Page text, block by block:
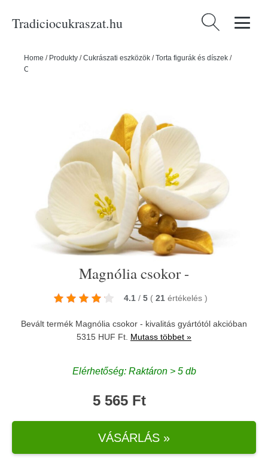
Tradiciocukraszat.hu Keresés:
Home / Produkty /Cukrászati eszközök /Torta figurák és díszek /
Cukordekorációk
Magnólia csokor -
4.1 / 5 ( 21 értékelés )
Bevált termék Magnólia csokor - kivalitás gyártótól akcióban
5315 HUF Ft. Mutass többet »
Elérhetőség: Raktáron > 5 db
5 565 Ft
VÁSÁRLÁS »